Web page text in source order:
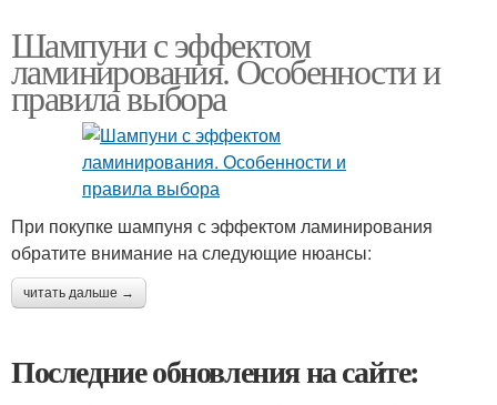
Шампуни с эффектом
ламинирования. Особенности и
правила выбора
При покупке шампуня с эффектом ламинирования
обратите внимание на следующие нюансы:
читать дальше →
Последние обновления на сайте: